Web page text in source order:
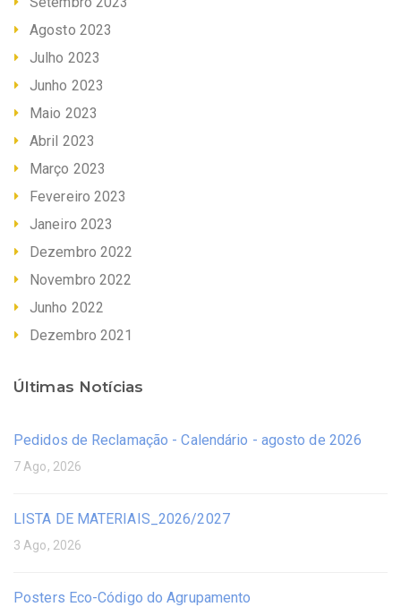
Agosto 2023
Julho 2023
Junho 2023
Maio 2023
Abril 2023
Março 2023
Fevereiro 2023
Janeiro 2023
Dezembro 2022
Novembro 2022
Junho 2022
Dezembro 2021
Últimas Notícias
Pedidos de Reclamação - Calendário - agosto de 2026
7 Ago, 2026
LISTA DE MATERIAIS_2026/2027
3 Ago, 2026
Posters Eco-Código do Agrupamento